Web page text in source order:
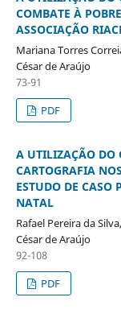
COMBATE À
ASSOCIAÇÃO
Mariana Torres
César de Araújo
73-91
PDF
A UTILIZAÇÃO DO
CARTOGRAFIA
ESTUDO DE CASO
NATAL
Rafael Pereira da
César de Araújo
92-108
PDF